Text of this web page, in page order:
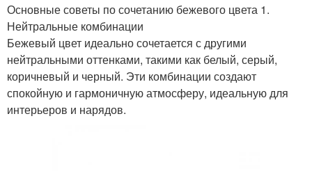
Основные советы по сочетанию бежевого цвета 1.
Нейтральные комбинации
Бежевый цвет идеально сочетается с другими
нейтральными оттенками, такими как белый, серый,
коричневый и черный. Эти комбинации создают
спокойную и гармоничную атмосферу, идеальную для
интерьеров и нарядов.